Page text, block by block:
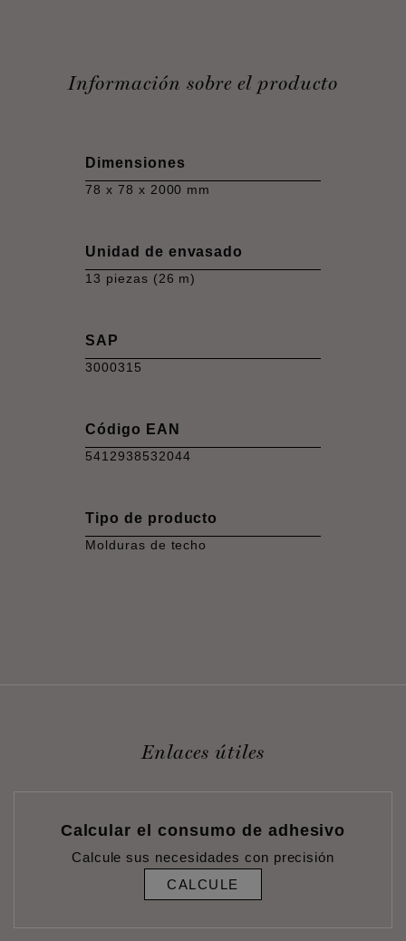
Información sobre el producto
Dimensiones
78 x 78 x 2000 mm
Unidad de envasado
13 piezas (26 m)
SAP
3000315
Código EAN
5412938532044
Tipo de producto
Molduras de techo
Enlaces útiles
Calcular el consumo de adhesivo
Calcule sus necesidades con precisión
CALCULE